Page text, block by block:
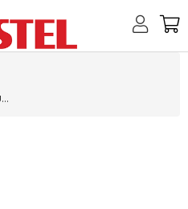
VESTEL YOĞURT MAKINESI